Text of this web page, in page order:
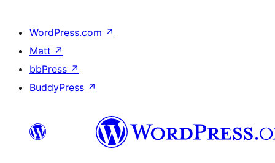
WordPress.com ↗
Matt ↗
bbPress ↗
BuddyPress ↗